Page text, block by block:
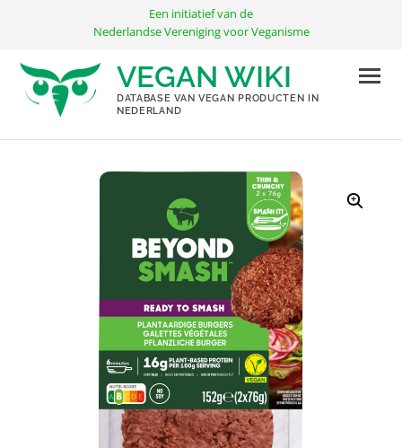
inhoud
Een initiatief van de
Nederlandse Vereniging voor Veganisme
VEGAN WIKI
DATABASE VAN VEGAN PRODUCTEN IN
NEDERLAND